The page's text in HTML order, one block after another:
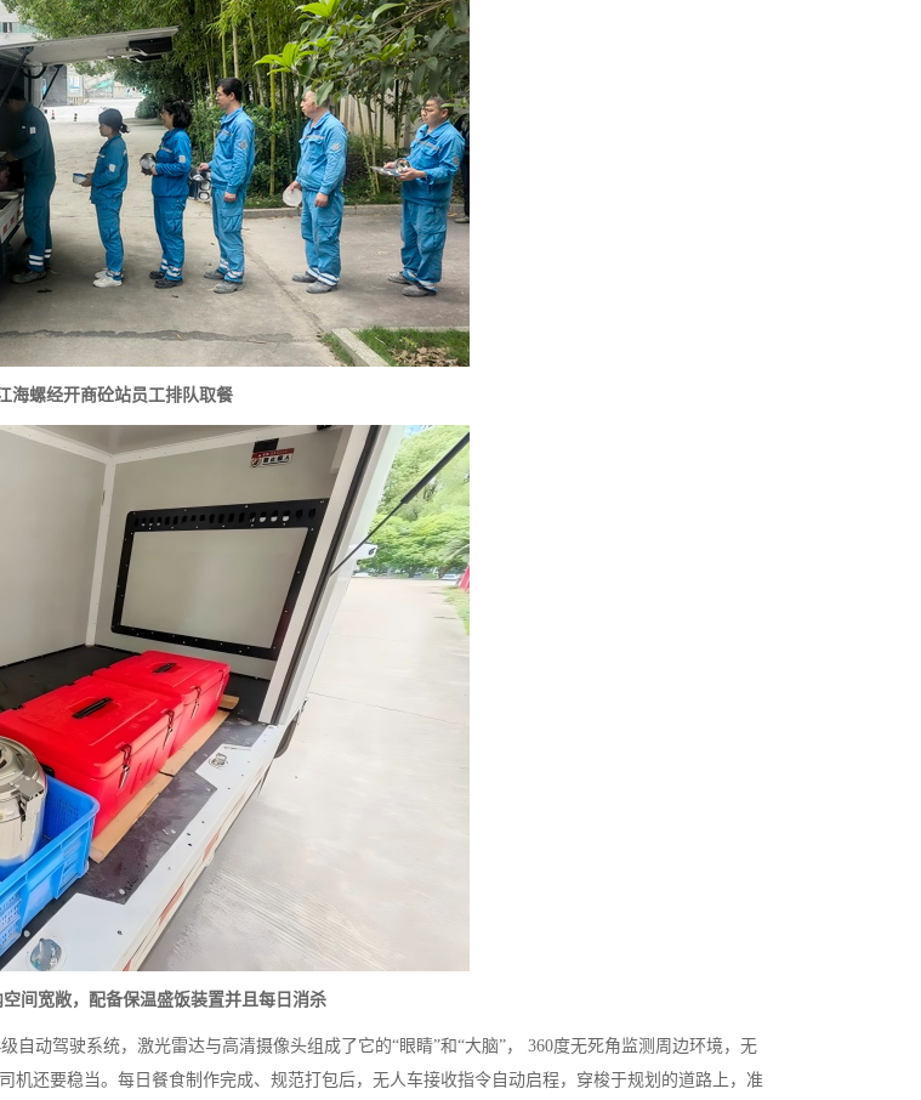
海螺经开商砼站员工排队取餐
间宽敞，配备保温盛饭装置并且每日消杀
驾驶系统，激光雷达与高清摄像头组成了它的“眼睛”和“大脑”， 360度无死角监测周边环境，无
还要稳当。每日餐食制作完成、规范打包后，无人车接收指令自动启程，穿梭于规划的道路上，准